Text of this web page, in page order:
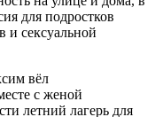
для подростков
и сексуальной
вёл
с женой
летний лагерь для